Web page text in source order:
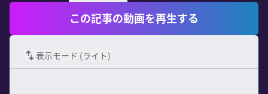
この記事の動画を再生する
表示モード (ライト)